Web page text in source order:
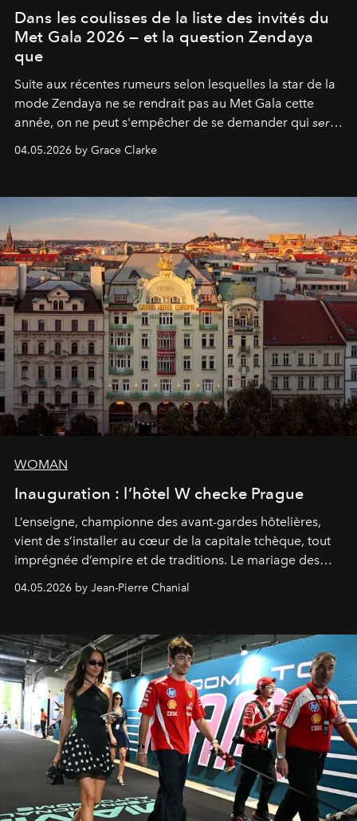
Dans les coulisses de la liste des invités du
Met Gala 2026 — et la question Zendaya
que
Suite aux récentes rumeurs selon lesquelles la star de la
mode Zendaya ne se rendrait pas au Met Gala cette
année, on ne peut s'empêcher de se demander qui sera
04.05.2026 by Grace Clarke
WOMAN
Inauguration : l’hôtel W checke Prague
L’enseigne, championne des avant-gardes hôtelières,
vient de s’installer au cœur de la capitale tchèque, tout
imprégnée d’empire et de traditions. Le mariage des
extrêmes fait merveille.
04.05.2026 by Jean-Pierre Chanial